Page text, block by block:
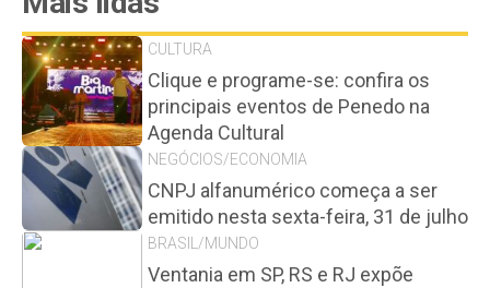
CULTURA
Clique e programe-se: confira os
principais eventos de Penedo na
Agenda Cultural
NEGÓCIOS/ECONOMIA
CNPJ alfanumérico começa a ser
emitido nesta sexta-feira, 31 de julho
BRASIL/MUNDO
Ventania em SP, RS e RJ expõe